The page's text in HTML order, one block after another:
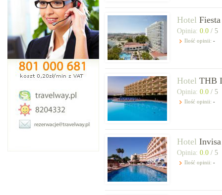
Hotel
Opinia: 0.0 / 5
Ilość opinii: -
Hotel THB
Opinia: 0.0 / 5
Ilość opinii: -
Hotel
Opinia: 0.0 / 5
Ilość opinii: -